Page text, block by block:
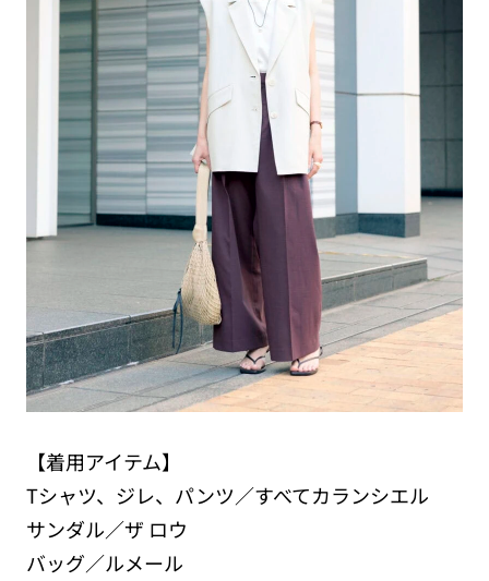
【着用アイテム】
Tシャツ、ジレ、パンツ／すべてカランシエル
サンダル／ザ ロウ
バッグ／ルメール